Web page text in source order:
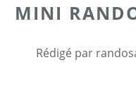
MINI
Rédigé par